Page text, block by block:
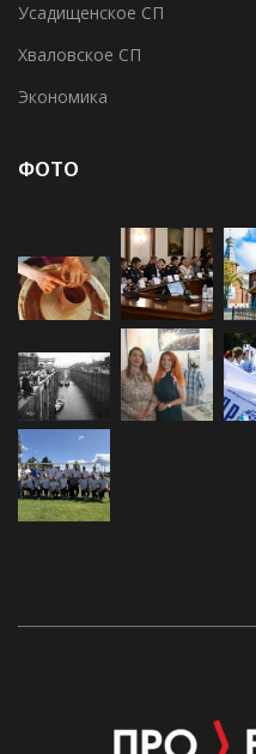
Усадищенское СП
Хваловское СП
Экономика
ФОТО